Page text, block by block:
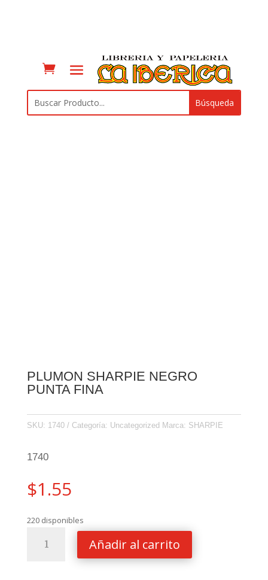
PLUMON SHARPIE NEGRO
PUNTA FINA
SKU: 1740 Categoría: Uncategorized Marca: SHARPIE
1740
$1.55
220 disponibles
SHARPIE
Añadir al carrito